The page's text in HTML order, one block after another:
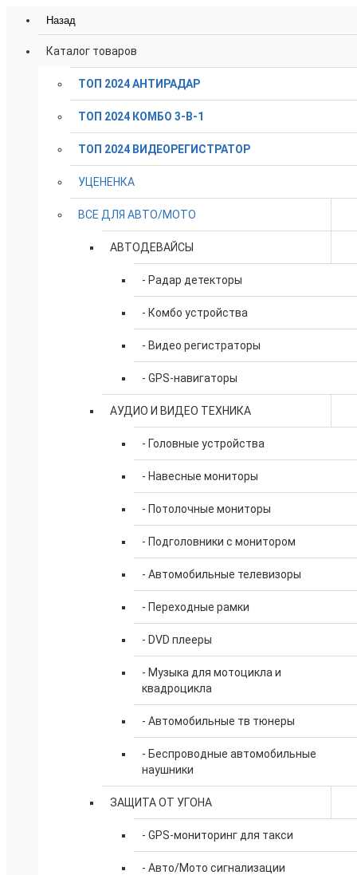
Назад
Каталог товаров
ТОП 2024 АНТИРАДАР
ТОП 2024 КОМБО 3-В-1
ТОП 2024 ВИДЕОРЕГИСТРАТОР
УЦЕНЕНКА
ВСЕ ДЛЯ АВТО/МОТО
АВТОДЕВАЙСЫ
- Радар детекторы
- Комбо устройства
- Видео регистраторы
- GPS-навигаторы
АУДИО И ВИДЕО ТЕХНИКА
- Головные устройства
- Навесные мониторы
- Потолочные мониторы
- Подголовники с монитором
- Автомобильные телевизоры
- Переходные рамки
- DVD плееры
- Музыка для мотоцикла и
квадроцикла
- Автомобильные тв тюнеры
- Беспроводные автомобильные
наушники
ЗАЩИТА ОТ УГОНА
- GPS-мониторинг для такси
- Авто/Мото сигнализации